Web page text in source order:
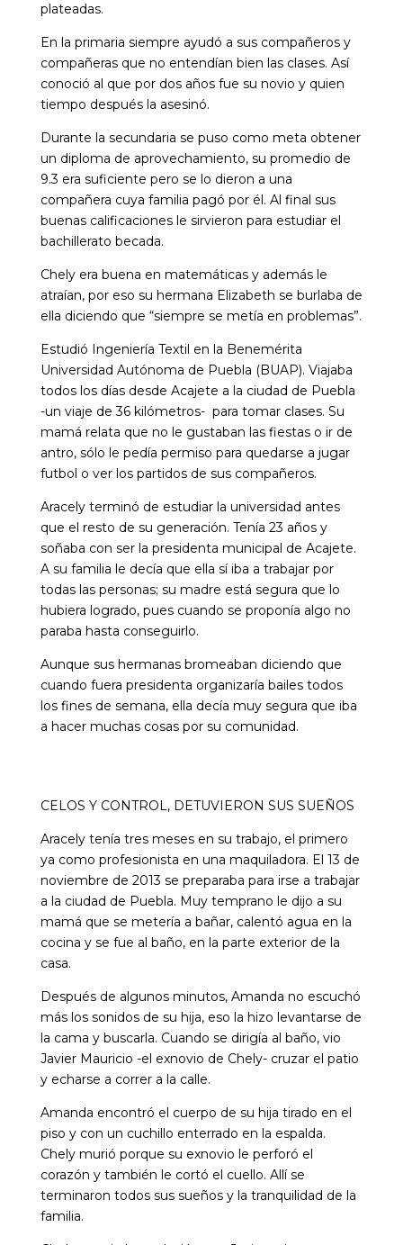
plateadas.
En la primaria siempre ayudó a sus compañeros y
compañeras que no entendían bien las clases. Así
conoció al que por dos años fue su novio y quien
tiempo después la asesinó.
Durante la secundaria se puso como meta obtener
un diploma de aprovechamiento, su promedio de
9.3 era suficiente pero se lo dieron a una
compañera cuya familia pagó por él. Al final sus
buenas calificaciones le sirvieron para estudiar el
bachillerato becada.
Chely era buena en matemáticas y además le
atraían, por eso su hermana Elizabeth se burlaba de
ella diciendo que “siempre se metía en problemas”.
Estudió Ingeniería Textil en la Benemérita
Universidad Autónoma de Puebla (BUAP). Viajaba
todos los días desde Acajete a la ciudad de Puebla
-un viaje de 36 kilómetros- para tomar clases. Su
mamá relata que no le gustaban las fiestas o ir de
antro, sólo le pedía permiso para quedarse a jugar
futbol o ver los partidos de sus compañeros.
Aracely terminó de estudiar la universidad antes
que el resto de su generación. Tenía 23 años y
soñaba con ser la presidenta municipal de Acajete.
A su familia le decía que ella sí iba a trabajar por
todas las personas; su madre está segura que lo
hubiera logrado, pues cuando se proponía algo no
paraba hasta conseguirlo.
Aunque sus hermanas bromeaban diciendo que
cuando fuera presidenta organizaría bailes todos
los fines de semana, ella decía muy segura que iba
a hacer muchas cosas por su comunidad.
CELOS Y CONTROL, DETUVIERON SUS SUEÑOS
Aracely tenía tres meses en su trabajo, el primero
ya como profesionista en una maquiladora. El 13 de
noviembre de 2013 se preparaba para irse a trabajar
a la ciudad de Puebla. Muy temprano le dijo a su
mamá que se metería a bañar, calentó agua en la
cocina y se fue al baño, en la parte exterior de la
casa.
Después de algunos minutos, Amanda no escuchó
más los sonidos de su hija, eso la hizo levantarse de
la cama y buscarla. Cuando se dirigía al baño, vio
Javier Mauricio -el exnovio de Chely- cruzar el patio
y echarse a correr a la calle.
Amanda encontró el cuerpo de su hija tirado en el
piso y con un cuchillo enterrado en la espalda.
Chely murió porque su exnovio le perforó el
corazón y también le cortó el cuello. Allí se
terminaron todos sus sueños y la tranquilidad de la
familia.